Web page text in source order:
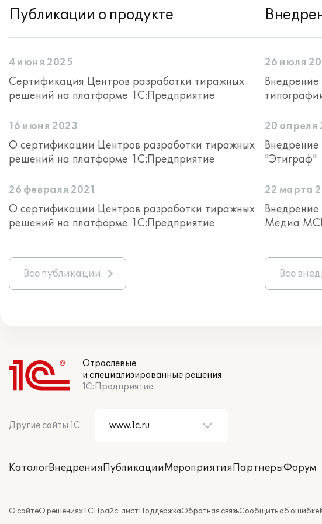
Публикации о продукте
4 июня 2025
Сертификация Центров разработки тиражных
решений на платформе 1С:Предприятие
16 июня 2023
О сертификации Центров разработки тиражных
решений на платформе 1С:Предприятие
26 февраля 2021
О сертификации Центров разработки тиражных
решений на платформе 1С:Предприятие
Все публикации
26 июля
20 апреля
"Этиграф"
22 марта
Медиа
Все
Отраслевые
и специализированные решения
1С:Предприятие
Другие сайты 1С
КаталогВнедренияПубликацииМероприятияПартнерыФорум
О сайтеО решениях 1СПрайс-листПоддержкаОбратная связьСообщить об ошибке